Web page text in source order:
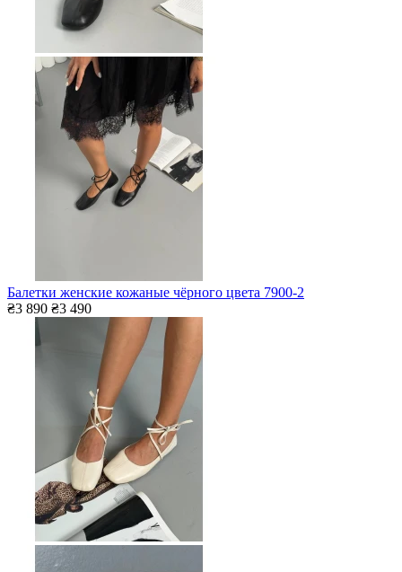
Балетки женские кожаные чёрного цвета 7900-2
₴3 890 ₴3 490